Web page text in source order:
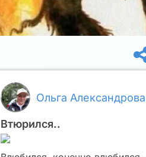
Ольга Александрова
Втюрился..